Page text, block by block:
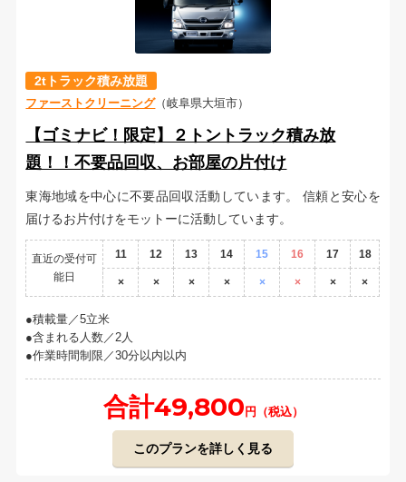
2tトラック積み放題
ファーストクリーニング（岐阜県大垣市）
【ゴミナビ！限定】２トントラック積み放
題！！不要品回収、お部屋の片付け
東海地域を中心に不要品回収活動しています。 信頼と安心を
届けるお片付けをモットーに活動しています。
直近の受付可
能日
11 12 13 14 15 16 17 18
× × × × × × × ×
積載量／5立米
含まれる人数／2人
作業時間制限／30分以内以内
合計49,800 円（税込）
このプランを詳しく見る